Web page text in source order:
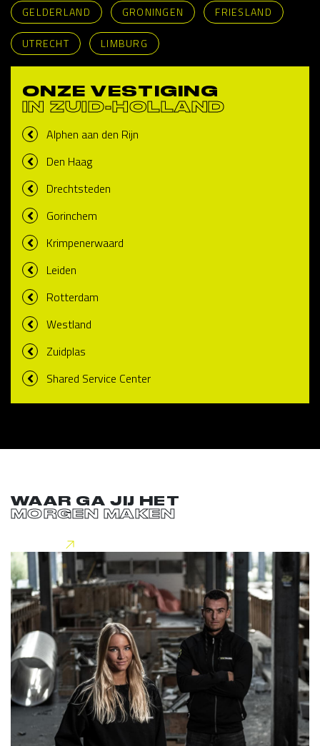
GELDERLAND GRONINGEN FRIESLAND
UTRECHT LIMBURG
ONZE VESTIGING
IN ZUID-HOLLAND
Alphen aan den Rijn
Den Haag
Drechtsteden
Gorinchem
Krimpenerwaard
Leiden
Rotterdam
Westland
Zuidplas
Shared Service Center
WAAR GA JIJ HET
MORGEN MAKEN